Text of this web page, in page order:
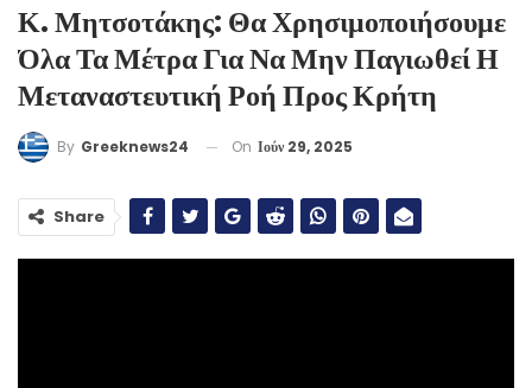
Κ. Μητσοτάκης: Θα Χρησιμοποιήσουμε
Όλα Τα Μέτρα Για Να Μην Παγιωθεί Η
Μεταναστευτική Ροή Προς Κρήτη
By Greeknews24 On Ιούν 29, 2025
Share